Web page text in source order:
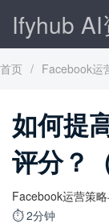
Ifyhub AI
首页 / Facebook运
如何提
评分？
Facebook运营策
⏱ 2分钟